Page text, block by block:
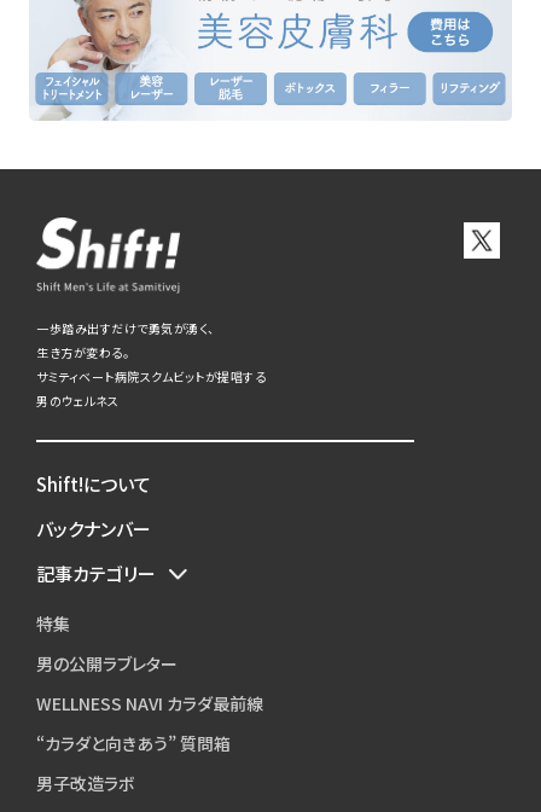
一歩踏み出すだけで勇気が湧く、
生き方が変わる。
サミティベート病院スクムビットが提唱する
男のウェルネス
Shift!について
バックナンバー
記事カテゴリー
特集
男の公開ラブレター
WELLNESS NAVI カラダ最前線
“カラダと向きあう” 質問箱
男子改造ラボ